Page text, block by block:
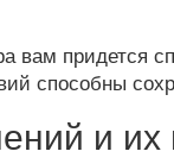
вам придется
способны
и их